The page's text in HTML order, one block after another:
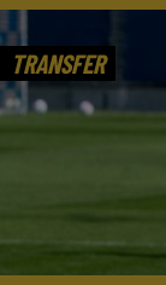
TRANSFER